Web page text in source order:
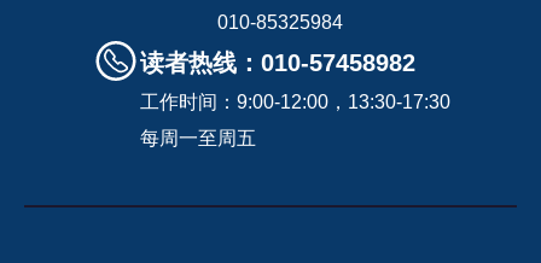
010-85325984
读者热线：010-57458982
工作时间：9:00-12:00，13:30-17:30
每周一至周五